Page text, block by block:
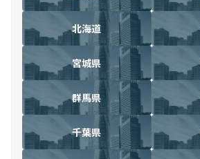
北海道
宮城県
群馬県
千葉県